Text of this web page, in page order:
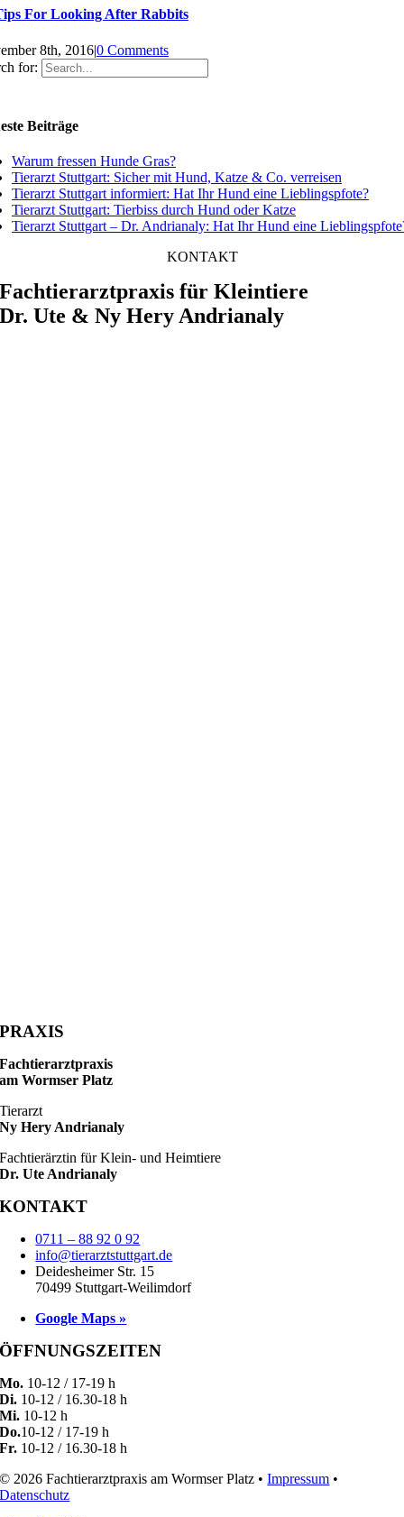
For Looking After Rabbits
8th, 2016|0 Comments
for:
Beiträge
Warum fressen Hunde Gras?
Tierarzt Stuttgart: Sicher mit Hund, Katze & Co. verreisen
Tierarzt Stuttgart informiert: Hat Ihr Hund eine Lieblingspfote?
Tierarzt Stuttgart: Tierbiss durch Hund oder Katze
Tierarzt Stuttgart – Dr. Andrianaly: Hat Ihr Hund eine
KONTAKT
Fachtierarztpraxis für Kleintiere
Dr. Ute & Ny Hery Andrianaly
PRAXIS
Fachtierarztpraxis
am Wormser Platz
Tierarzt
Ny Hery Andrianaly
Fachtierärztin für Klein- und Heimtiere
Dr. Ute Andrianaly
KONTAKT
0711 – 88 92 0 92
info@tierarztstuttgart.de
Deidesheimer Str. 15
70499 Stuttgart-Weilimdorf
Google Maps »
ÖFFNUNGSZEITEN
Mo. 10-12 / 17-19 h
Di. 10-12 / 16.30-18 h
Mi. 10-12 h
Do.10-12 / 17-19 h
Fr. 10-12 / 16.30-18 h
© 2026 Fachtierarztpraxis am Wormser Platz •Impressum •
Datenschutz